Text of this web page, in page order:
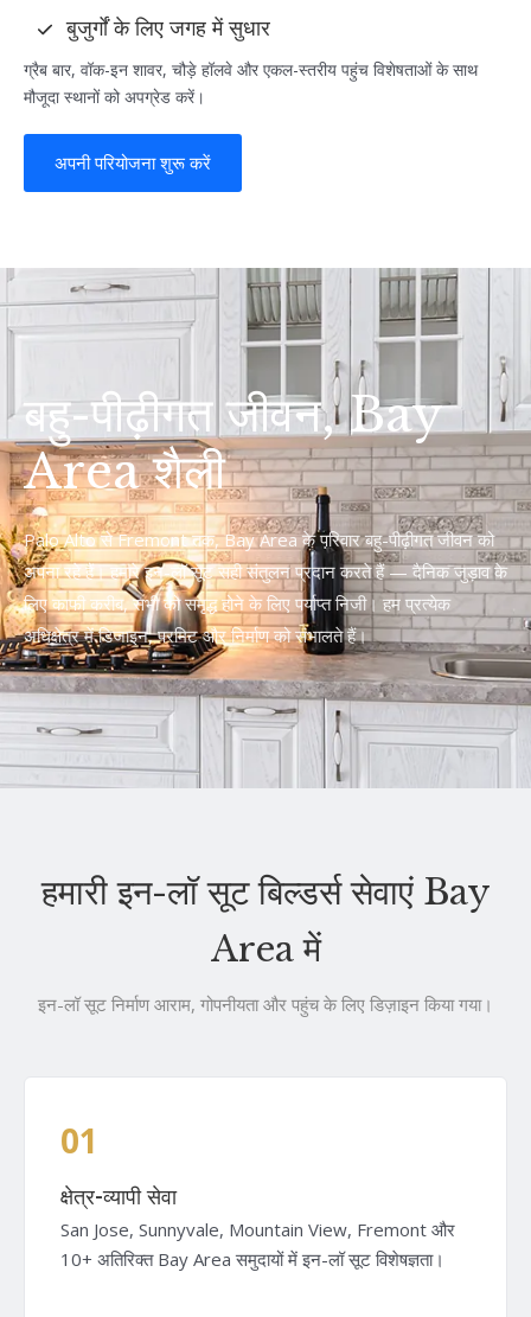
बुजुर्गों के लिए जगह में सुधार
ग्रैब बार, वॉक-इन शावर, चौड़े हॉलवे और एकल-स्तरीय पहुंच विशेषताओं के साथ
मौजूदा स्थानों को अपग्रेड करें।
अपनी परियोजना शुरू करें
बहु-पीढ़ीगत जीवन, Bay
Area शैली
Palo Alto से Fremont तक, Bay Area के परिवार बहु-पीढ़ीगत जीवन को
अपना रहे हैं। हमारे इन-लॉ सूट सही संतुलन प्रदान करते हैं — दैनिक जुड़ाव के
लिए काफी करीब, सभी को समृद्ध होने के लिए पर्याप्त निजी। हम प्रत्येक
अधिक्षेत्र में डिजाइन, परमिट और निर्माण को संभालते हैं।
हमारी इन-लॉ सूट बिल्डर्स सेवाएं Bay
Area में
इन-लॉ सूट निर्माण आराम, गोपनीयता और पहुंच के लिए डिज़ाइन किया गया।
01
क्षेत्र-व्यापी सेवा
San Jose, Sunnyvale, Mountain View, Fremont और
10+ अतिरिक्त Bay Area समुदायों में इन-लॉ सूट विशेषज्ञता।